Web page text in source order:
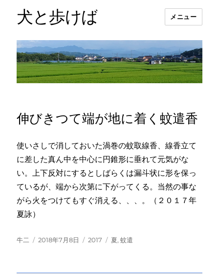
犬と歩けば メニュー
伸びきつて端が地に着く蚊遣香
使いさしで消しておいた渦巻の蚊取線香、線香立て
に差した真ん中を中心に円錐形に垂れて元気がな
い。上下反対にするとしばらくは漏斗状に形を保っ
ているが、端から次第に下がってくる。当然の事な
がら火をつけてもすぐ消える、、、。（２０１７年
夏詠）
投
牛二
投
2018年7月8日
カ
2017
タ
夏,蚊遣